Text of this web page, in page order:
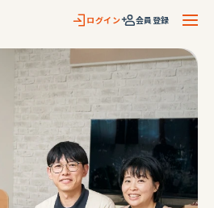
ログイン 会員登録
メ